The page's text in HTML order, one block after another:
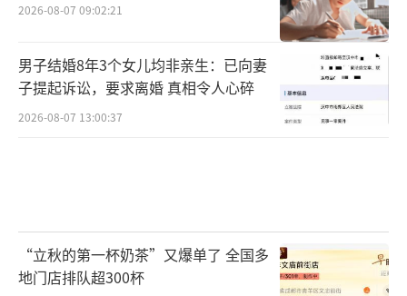
2026-08-07 09:02:21
男子结婚8年3个女儿均非亲生：已向妻
子提起诉讼，要求离婚 真相令人心碎
2026-08-07 13:00:37
“立秋的第一杯奶茶”又爆单了 全国多
地门店排队超300杯